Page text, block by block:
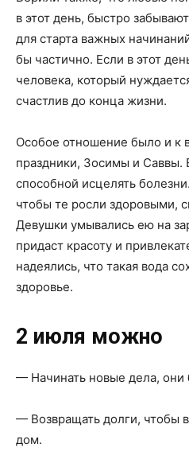
в этот день, быстро
для старта важных
бы частично. Если в этот
человека, который
счастлив до конца жизни.
Особое отношение было и к
праздники, Зосимы и Саввы.
способной исцелять
чтобы те росли здоровыми,
Девушки умывались ею на
придаст красоту и
надеялись, что такая вода
здоровье.
2 июля можно
— Начинать новые дела, они
— Возвращать долги, чтобы
дом.